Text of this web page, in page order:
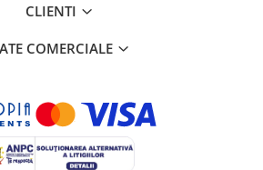
CLIENTI
COMERCIALE